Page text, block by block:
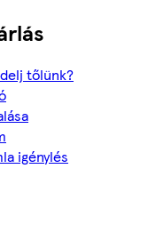
tőlünk?
igénylés